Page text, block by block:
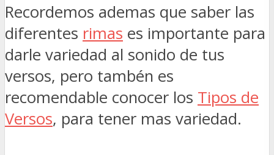
Recordemos ademas que saber las
diferentes rimas es importante para
darle variedad al sonido de tus
versos, pero tambén es
recomendable conocer los Tipos de
Versos, para tener mas variedad.